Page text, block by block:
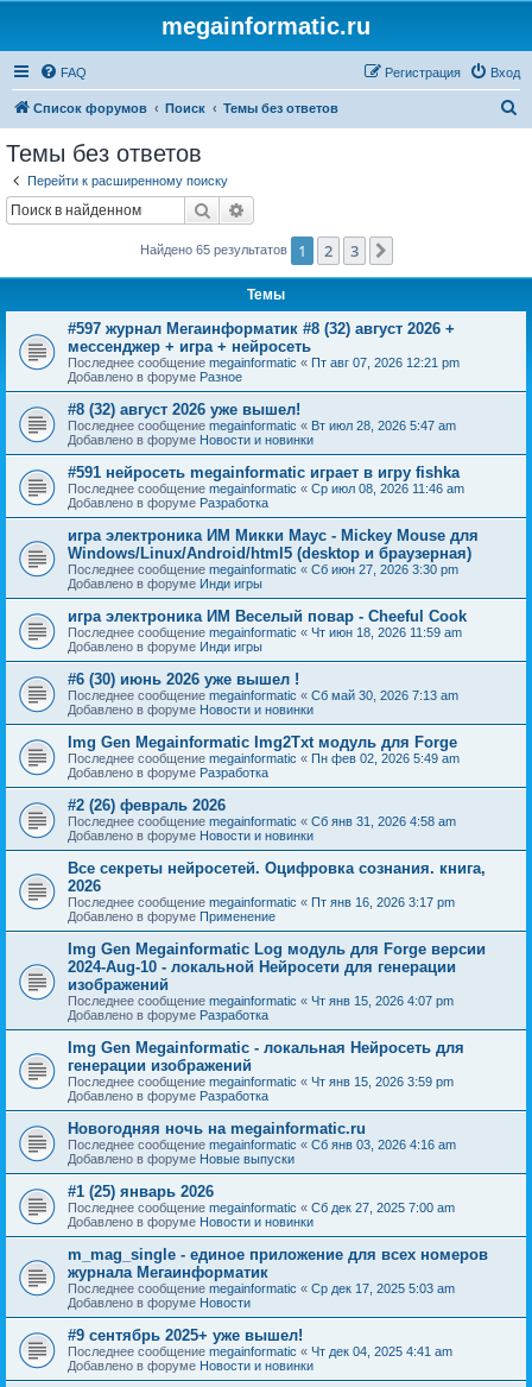
megainformatic.ru
FAQ Вход
Регистрация
Список форумов Поиск Темы без ответов
Темы без ответов
Перейти к расширенному поиску
Поиск
Найдено 65 результатов 1 2 3
Темы
#597 журнал Мегаинформатик #8 (32) август 2026 +
мессенджер + игра + нейросеть
Последнее сообщение megainformatic « Пт авг 07, 2026 12:21 pm
Добавлено в форуме Разное
#8 (32) август 2026 уже вышел!
Последнее сообщение megainformatic « Вт июл 28, 2026 5:47 am
Добавлено в форуме Новости и новинки
#591 нейросеть megainformatic играет в игру fishka
Последнее сообщение megainformatic « Ср июл 08, 2026 11:46 am
Добавлено в форуме Разработка
игра электроника ИМ Микки Маус - Mickey Mouse для
Windows/Linux/Android/html5 (desktop и браузерная)
Последнее сообщение megainformatic « Сб июн 27, 2026 3:30 pm
Добавлено в форуме Инди игры
игра электроника ИМ Веселый повар - Cheeful Cook
Последнее сообщение megainformatic « Чт июн 18, 2026 11:59 am
Добавлено в форуме Инди игры
#6 (30) июнь 2026 уже вышел !
Последнее сообщение megainformatic « Сб май 30, 2026 7:13 am
Добавлено в форуме Новости и новинки
Img Gen Megainformatic Img2Txt модуль для Forge
Последнее сообщение megainformatic « Пн фев 02, 2026 5:49 am
Добавлено в форуме Разработка
#2 (26) февраль 2026
Последнее сообщение megainformatic « Сб янв 31, 2026 4:58 am
Добавлено в форуме Новости и новинки
Все секреты нейросетей. Оцифровка сознания. книга,
2026
Последнее сообщение megainformatic « Пт янв 16, 2026 3:17 pm
Добавлено в форуме Применение
Img Gen Megainformatic Log модуль для Forge версии
2024-Aug-10 - локальной Нейросети для генерации
изображений
Последнее сообщение megainformatic « Чт янв 15, 2026 4:07 pm
Добавлено в форуме Разработка
Img Gen Megainformatic - локальная Нейросеть для
генерации изображений
Последнее сообщение megainformatic « Чт янв 15, 2026 3:59 pm
Добавлено в форуме Разработка
Новогодняя ночь на megainformatic.ru
Последнее сообщение megainformatic « Сб янв 03, 2026 4:16 am
Добавлено в форуме Новые выпуски
#1 (25) январь 2026
Последнее сообщение megainformatic « Сб дек 27, 2025 7:00 am
Добавлено в форуме Новости и новинки
m_mag_single - единое приложение для всех номеров
журнала Мегаинформатик
Последнее сообщение megainformatic « Ср дек 17, 2025 5:03 am
Добавлено в форуме Новости
#9 сентябрь 2025+ уже вышел!
Последнее сообщение megainformatic « Чт дек 04, 2025 4:41 am
Добавлено в форуме Новости и новинки